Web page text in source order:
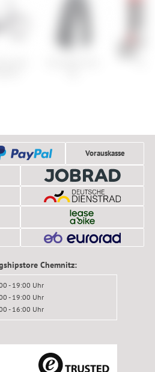
Vorauskasse
Chemnitz:
- 19:00 Uhr
- 19:00 Uhr
- 16:00 Uhr